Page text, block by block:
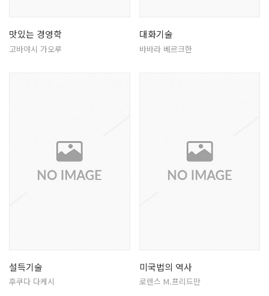
맛있는 경영학
고바야시 가오루
대화기술
바바라 베르크한
설득기술
후쿠다 다케시
미국법의 역사
로렌스 M.프리드만